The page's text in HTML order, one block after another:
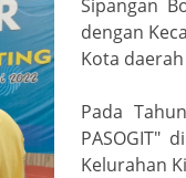
Sipangan
dengan
Kota
Pada
PASOGIT"
Kelurahan